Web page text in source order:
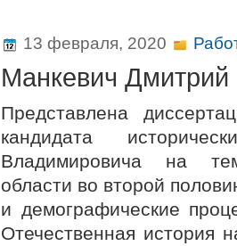
13 февраля, 2020
Манкевич
Представлена
кандидата
Владимировича на
области во второй
и демографические
Отечественная история